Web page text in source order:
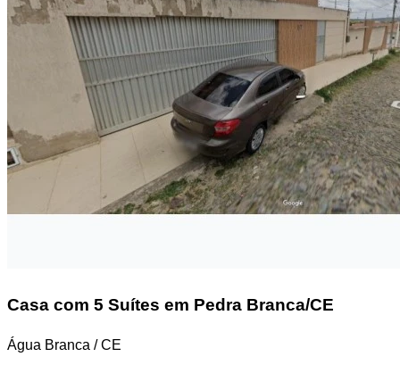
Casa com 5 Suítes em Pedra Branca/CE
Água Branca / CE